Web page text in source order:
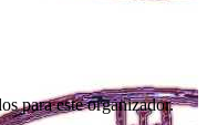
para este organizador.